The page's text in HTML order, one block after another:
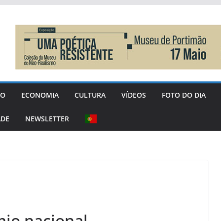
ECONOMIA CULTURA VÍDEOS FOTO DO DIA
NEWSLETTER